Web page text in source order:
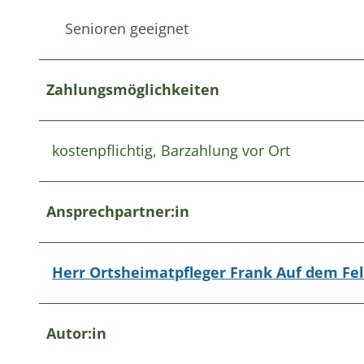
Senioren geeignet
Zahlungsmöglichkeiten
kostenpflichtig, Barzahlung vor Ort
Ansprechpartner:in
Herr Ortsheimatpfleger Frank Auf dem
Autor:in